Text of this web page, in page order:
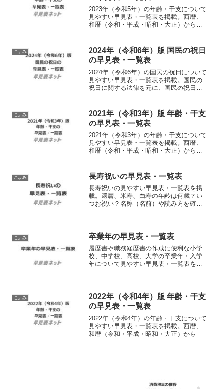
2023年（令和5年）の年齢・干支について
見やすい早見表・一覧表を掲載。西暦、
和暦（令和・平成・昭和・大正）から満
ンプルな印刷用PDFファイルも提供。
こよみ
2024年（令和6年）版 国民の祝日
の早見表・一覧表
2024年（令和6年）の国民の祝日について
見やすい早見表・一覧表を掲載。国民の
祝日に関する法律を元に、国民の祝日
ンロードして使えるシンプルな印刷用
PDFファイルも提供。
こよみ
2021年（令和3年）版 年齢・干支
の早見表・一覧表
2021年（令和3年）の年齢・干支について
見やすい早見表・一覧表を掲載。西暦、
和暦（令和・平成・昭和・大正）から満
ンプルな印刷用PDFファイルも提供。
こよみ 長寿祝いの早見表・一覧表
長寿祝いの見やすい早見表・一覧表を掲
載。還暦、米寿、白寿の年齢は何歳？い
つお祝い？名称（名前）や読み方を確認
こよみ 卒業年の早見表・一覧表
履歴書や職務経歴書の作成に便利な小学
校、中学校、高校、大学の卒業年・入学
年について見やすい早見表・一覧表を掲
して使えるシンプルな印刷用PDFファイ
ルも提供。
こよみ
2022年（令和4年）版 年齢・干支
の早見表・一覧表
2022年（令和4年）の年齢・干支について
見やすい早見表・一覧表を掲載。西暦、
和暦（令和・平成・昭和・大正）から満